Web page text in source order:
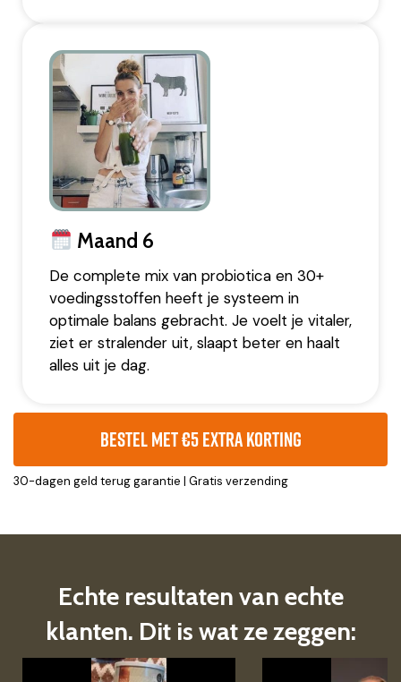
Maand 6
De complete mix van probiotica en 30+
voedingsstoffen heeft je systeem in
optimale balans gebracht. Je voelt je vitaler,
ziet er stralender uit, slaapt beter en haalt
alles uit je dag.
Bestel met €5 extra korting
30-dagen geld terug garantie | Gratis verzending
Echte resultaten van echte
klanten. Dit is wat ze zeggen: